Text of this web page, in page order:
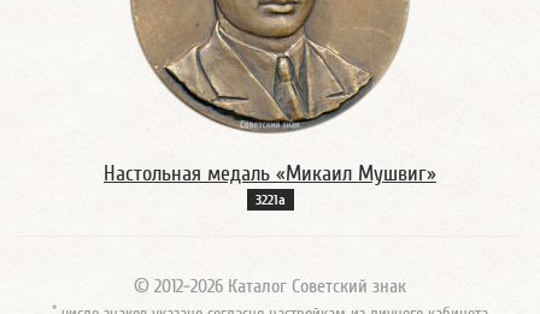
Настольная медаль «Микаил Мушвиг»
3221а
© 2012-2026 Каталог Советский знак
*